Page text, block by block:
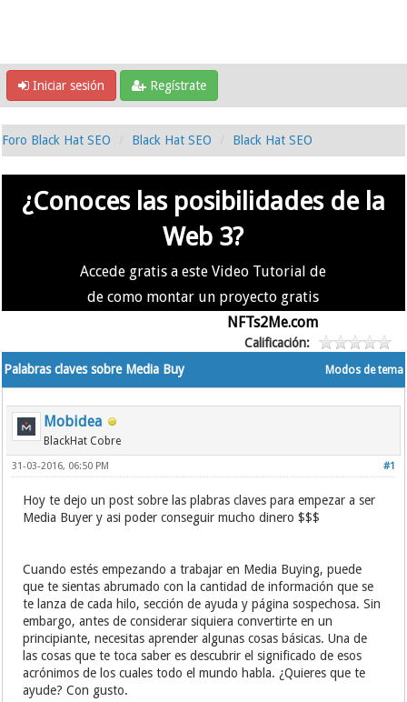
Iniciar sesión Regístrate
Foro Black Hat SEO Black Hat SEO Black Hat SEO
¿Conoces las posibilidades de la
Web 3?
Accede gratis a este Video Tutorial de
de como montar un proyecto gratis
NFTs2Me.com
Calificación:
Modos de tema
Palabras claves sobre Media Buy
Mobidea
BlackHat Cobre
#1
31-03-2016, 06:50 PM
Hoy te dejo un post sobre las plabras claves para empezar a ser
Media Buyer y asi poder conseguir mucho dinero $$$
Cuando estés empezando a trabajar en Media Buying, puede
que te sientas abrumado con la cantidad de información que se
te lanza de cada hilo, sección de ayuda y página sospechosa. Sin
embargo, antes de considerar siquiera convertirte en un
principiante, necesitas aprender algunas cosas básicas. Una de
las cosas que te toca saber es descubrir el significado de esos
acrónimos de los cuales todo el mundo habla. ¿Quieres que te
ayude? Con gusto.